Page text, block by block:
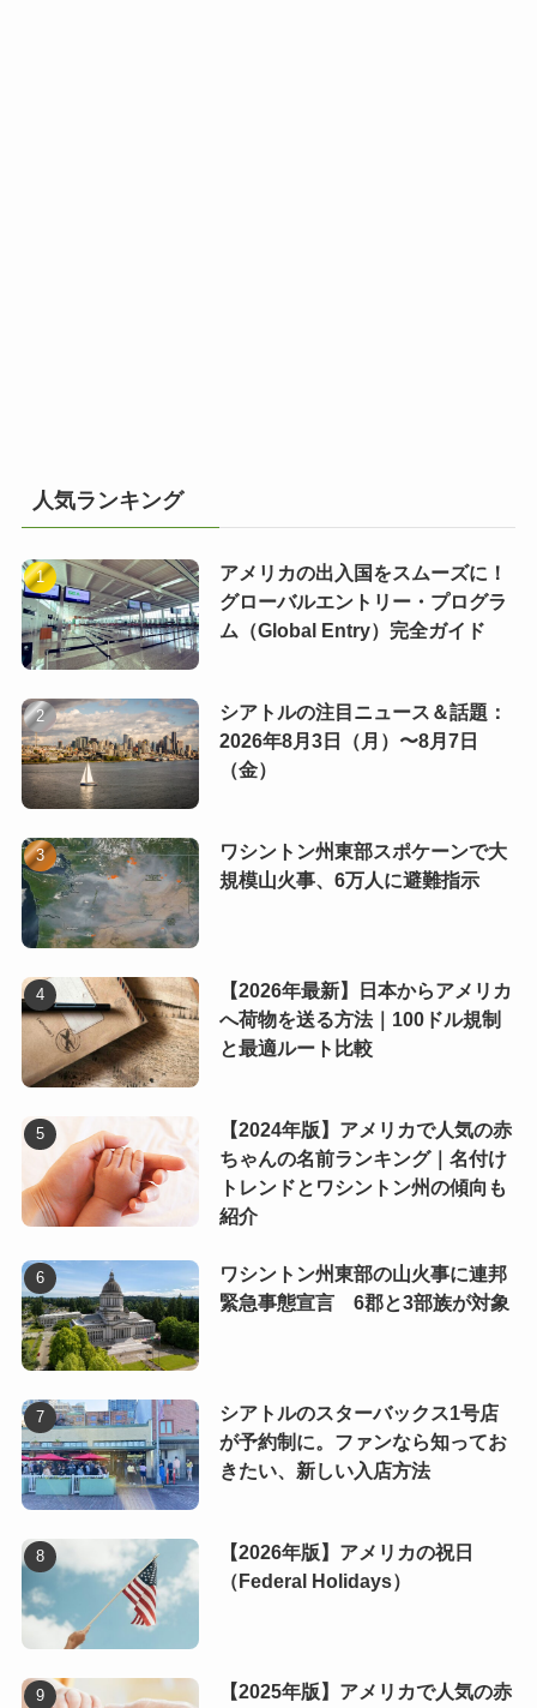
人気ランキング
アメリカの出入国をスムーズに！
グローバルエントリー・プログラ
ム（Global Entry）完全ガイド
シアトルの注目ニュース＆話題：
2026年8月3日（月）〜8月7日
（金）
ワシントン州東部スポケーンで大
規模山火事、6万人に避難指示
【2026年最新】日本からアメリカ
へ荷物を送る方法｜100ドル規制
と最適ルート比較
【2024年版】アメリカで人気の赤
ちゃんの名前ランキング｜名付け
トレンドとワシントン州の傾向も
紹介
ワシントン州東部の山火事に連邦
緊急事態宣言 6郡と3部族が対象
シアトルのスターバックス1号店
が予約制に。ファンなら知ってお
きたい、新しい入店方法
【2026年版】アメリカの祝日
（Federal Holidays）
【2025年版】アメリカで人気の赤